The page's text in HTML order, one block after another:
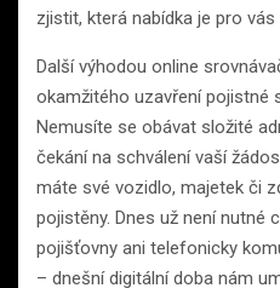
zjistit, která nabídka je pro vás
Další výhodou online
okamžitého uzavření pojistné
Nemusíte se obávat složité
čekání na schválení vaší
máte své vozidlo, majetek či
pojistěny. Dnes už není nutné
pojišťovny ani telefonicky
– dnešní digitální doba nám